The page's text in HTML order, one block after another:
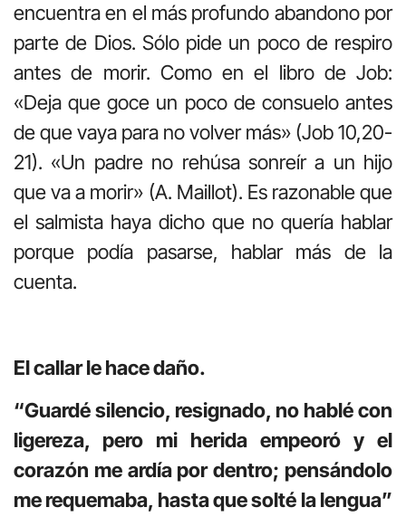
encuentra en el más profundo abandono por
parte de Dios. Sólo pide un poco de respiro
antes de morir. Como en el libro de Job:
«Deja que goce un poco de consuelo antes
de que vaya para no volver más» (Job 10,20-
21). «Un padre no rehúsa sonreír a un hijo
que va a morir» (A. Maillot). Es razonable que
el salmista haya dicho que no quería hablar
porque podía pasarse, hablar más de la
cuenta.
El callar le hace daño.
“Guardé silencio, resignado, no hablé con
ligereza, pero mi herida empeoró y el
corazón me ardía por dentro; pensándolo
me requemaba, hasta que solté la lengua”